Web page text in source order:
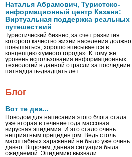
Наталья Абрамович, Туристско-
информационный центр Казани:
Виртуальная поддержка реальных
путешествий
Туристический бизнес, за счет развития
которого качество жизни населения должно
повышаться, хорошо вписывается в
концепцию «умного города». К тому же
уровень использования информационных
технологий в данной отрасли за последние
пятнадцать-двадцать лет …
Блог
Вот те два...
Поводом для написания этого блога стала
уже вторая в течение года массовая
вирусная эпидемия. И это стало очень
неприятным прецедентом. Ведь столь
масштабных заражений не было уже очень
давно. Впрочем, данная ситуация была
ожидаемой. Эпидемию вызвали …